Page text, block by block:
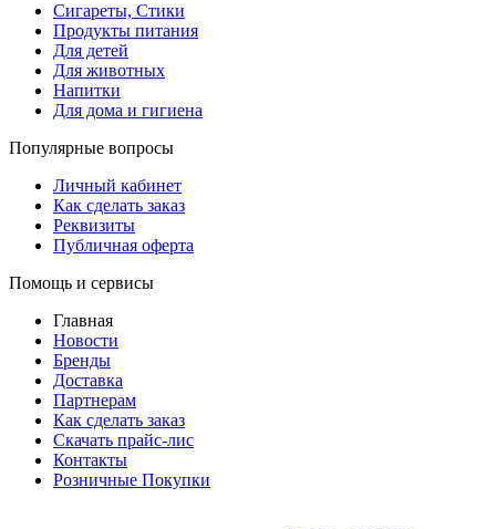
Сигареты, Стики
Продукты питания
Для детей
Для животных
Напитки
Для дома и гигиена
Популярные вопросы
Личный кабинет
Как сделать заказ
Реквизиты
Публичная оферта
Помощь и сервисы
Главная
Новости
Бренды
Доставка
Партнерам
Как сделать заказ
Скачать прайс-лис
Контакты
Розничные Покупки